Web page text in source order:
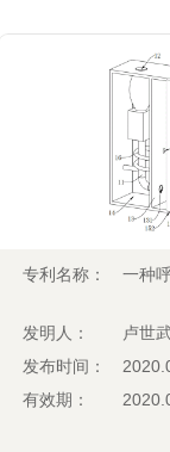
专利名称： 一种
发明人：
卢世
发布时间：
有效期：